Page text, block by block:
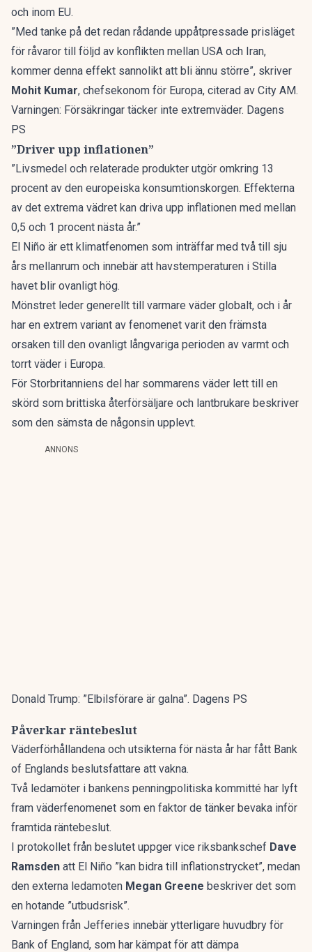
och inom EU.
”Med tanke på det redan rådande uppåtpressade prisläget
för råvaror till följd av konflikten mellan USA och Iran,
kommer denna effekt sannolikt att bli ännu större”, skriver
Mohit Kumar, chefsekonom för Europa, citerad av City AM.
Varningen: Försäkringar täcker inte extremväder. Dagens
PS
”Driver upp inflationen”
”Livsmedel och relaterade produkter utgör omkring 13
procent av den europeiska konsumtionskorgen. Effekterna
av det extrema vädret kan driva upp inflationen med mellan
0,5 och 1 procent nästa år.”
El Niño är ett klimatfenomen som inträffar med två till sju
års mellanrum och innebär att havstemperaturen i Stilla
havet blir ovanligt hög.
Mönstret leder generellt till varmare väder globalt, och i år
har en extrem variant av fenomenet varit den främsta
orsaken till den ovanligt långvariga perioden av varmt och
torrt väder i Europa.
För Storbritanniens del har sommarens väder lett till en
skörd som brittiska återförsäljare och lantbrukare beskriver
som den sämsta de någonsin upplevt.
ANNONS
Donald Trump: ”Elbilsförare är galna”. Dagens PS
Påverkar räntebeslut
Väderförhållandena och utsikterna för nästa år har fått Bank
of Englands beslutsfattare att vakna.
Två ledamöter i bankens penningpolitiska kommitté har lyft
fram väderfenomenet som en faktor de tänker bevaka inför
framtida räntebeslut.
I protokollet från beslutet uppger vice riksbankschef Dave
Ramsden att El Niño ”kan bidra till inflationstrycket”, medan
den externa ledamoten Megan Greene beskriver det som
en hotande ”utbudsrisk”.
Varningen från Jefferies innebär ytterligare huvudbry för
Bank of England, som har kämpat för att dämpa